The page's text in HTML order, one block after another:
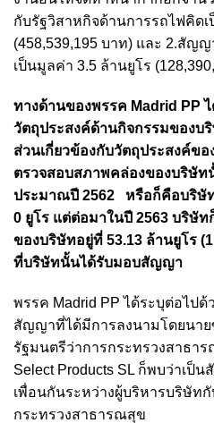
กับรัฐวิสาหกิจด้านการรถไฟคิด
(458,539,195 บาท) และ 2.สัญ
เป็นมูลค่า 3.5 ล้านยูโร
ทางด้านของพรรค Madrid PP
วัตถุประสงค์ด้านกิจกรรมของบ
ส่วนเกี่ยวข้องกับวัตถุประสงค์ข
ตรวจสอบสภาพคล่องของบริษัท
ประมาณปี 2562 หรือก็คือบริษัท
0 ยูโร แต่ต่อมาในปี 2563 บริษัท
ของบริษัทอยู่ที่ 53.13 ล้านยูโร
ที่บริษัทนั้นได้รับมอบสัญญา
พรรค Madrid PP ได้ระบุต่อไป
สัญญาที่ได้มีการลงนามโดยนา
รัฐมนตรีว่าการกระทรวงสาธา
Select Products SL ก็พบว่าเป็
เพื่อนกันระหว่างผู้บริหารบริษัท
กระทรวงสาธารณสุข